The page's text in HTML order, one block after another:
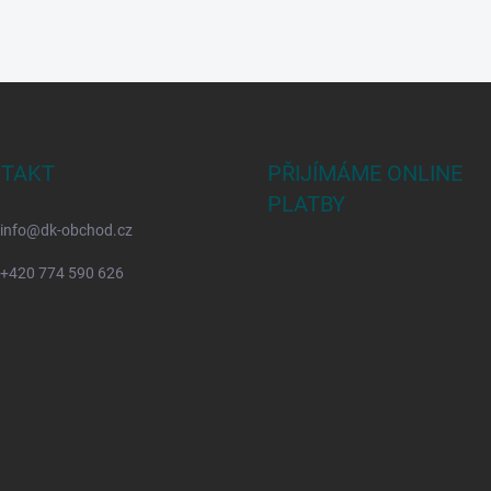
info@dk-obchod.cz
+420 774 590 626
PŘIJÍMÁME ONLINE
PLATBY